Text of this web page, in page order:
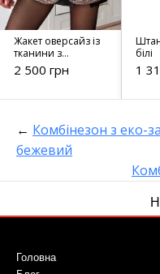
Жакет оверсайз із
тканини з
додаванням
бавовни бежевий
2 500 грн
білі
1
← Комбінезон з еко-
бежевий
Головна